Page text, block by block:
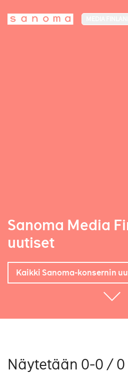
Sanoma Media
uutiset
Kaikki Sanoma-konsernin
Näytetään 0-0 / 0